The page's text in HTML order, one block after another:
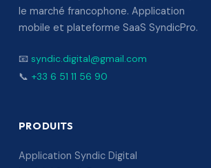
le marché francophone. Application
mobile et plateforme SaaS SyndicPro.
📧 syndic.digital@gmail.com
📞 +33 6 51 11 56 90
PRODUITS
Application Syndic Digital